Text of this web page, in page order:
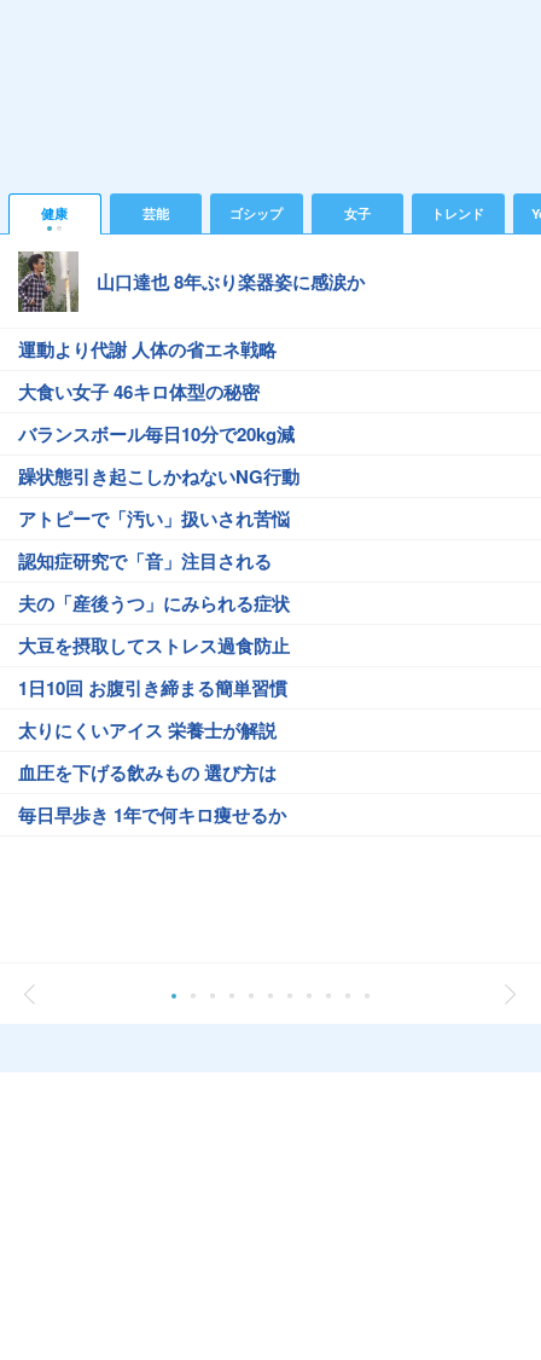
健康 芸能 ゴシップ 女子 トレンド
山口達也 8年ぶり楽器姿に感涙か
運動より代謝 人体の省エネ戦略
大食い女子 46キロ体型の秘密
バランスボール毎日10分で20kg減
躁状態引き起こしかねないNG行動
アトピーで「汚い」扱いされ苦悩
認知症研究で「音」注目される
夫の「産後うつ」にみられる症状
大豆を摂取してストレス過食防止
1日10回 お腹引き締まる簡単習慣
太りにくいアイス 栄養士が解説
血圧を下げる飲みもの 選び方は
毎日早歩き 1年で何キロ痩せるか